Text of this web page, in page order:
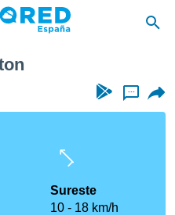
...
Sureste
10
18 km/h